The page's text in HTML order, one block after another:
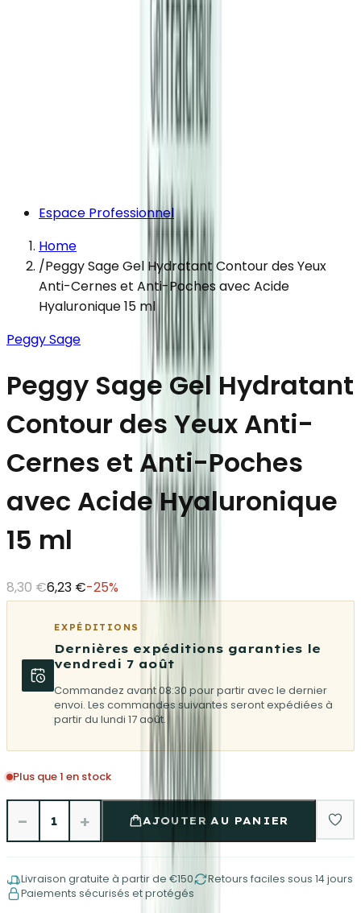
Espace Professionnel
Home
/Peggy Sage Gel Hydratant Contour des Yeux
Anti-Cernes et Anti-Poches avec Acide
Hyaluronique 15 ml
Peggy Sage
Peggy Sage Gel Hydratant
Contour des Yeux Anti-
Cernes et Anti-Poches
avec Acide Hyaluronique
15 ml
8,30 €6,23 €-25%
EXPÉDITIONS
Dernières expéditions garanties le
vendredi 7 août
Commandez avant 08:30 pour partir avec le dernier
envoi. Les commandes suivantes seront expédiées à
partir du lundi 17 août.
Plus que 1 en stock
− 1 + AJOUTER AU PANIER
Livraison gratuite à partir de €150
Retours faciles sous 14 jours
Paiements sécurisés et protégés